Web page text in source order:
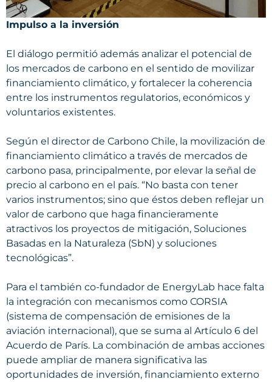
Impulso a la inversión
El diálogo permitió además analizar el potencial de
los mercados de carbono en el sentido de movilizar
financiamiento climático, y fortalecer la coherencia
entre los instrumentos regulatorios, económicos y
voluntarios existentes.
Según el director de Carbono Chile, la movilización de
financiamiento climático a través de mercados de
carbono pasa, principalmente, por elevar la señal de
precio al carbono en el país. “No basta con tener
varios instrumentos; sino que éstos deben reflejar un
valor de carbono que haga financieramente
atractivos los proyectos de mitigación, Soluciones
Basadas en la Naturaleza (SbN) y soluciones
tecnológicas”.
Para el también co-fundador de EnergyLab hace falta
la integración con mecanismos como CORSIA
(sistema de compensación de emisiones de la
aviación internacional), que se suma al Artículo 6 del
Acuerdo de París. La combinación de ambas acciones
puede ampliar de manera significativa las
oportunidades de inversión, financiamiento externo